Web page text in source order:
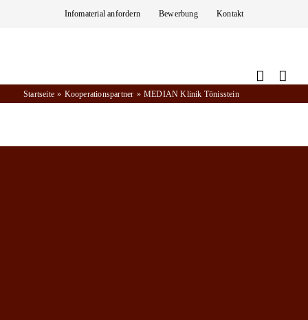
Infomaterial anfordern Bewerbung Kontakt
Startseite Kooperationspartner MEDIAN Klinik Tönisstein